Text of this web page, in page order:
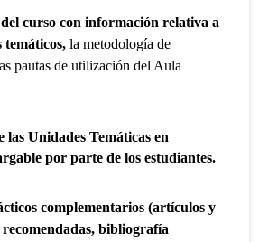
curso con información relativa a
temáticos, la metodología de
pautas de utilización del Aula
las Unidades Temáticas en
por parte de los estudiantes.
complementarios (artículos y
bibliografía